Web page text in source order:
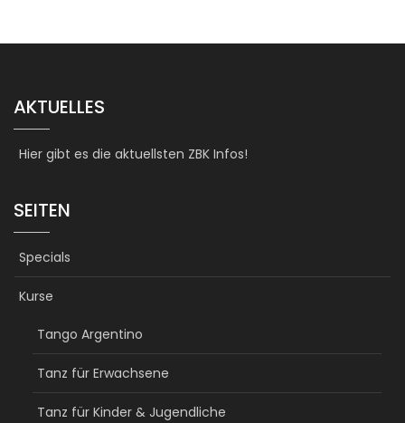
AKTUELLES
Hier gibt es die aktuellsten ZBK Infos!
SEITEN
Specials
Kurse
Tango Argentino
Tanz für Erwachsene
Tanz für Kinder & Jugendliche